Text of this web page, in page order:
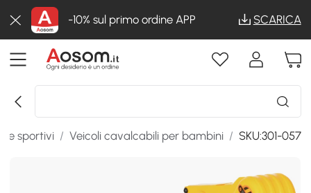
-10% sul primo ordine APP SCARICA
e sportivi / Veicoli cavalcabili per bambini / SKU:301-057